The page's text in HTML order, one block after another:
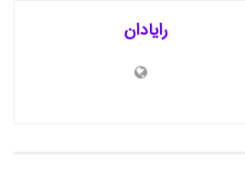
رایادان